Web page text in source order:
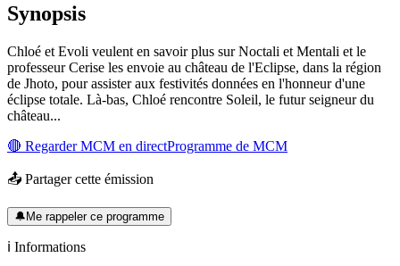
Synopsis
Chloé et Evoli veulent en savoir plus sur Noctali et Mentali et le
professeur Cerise les envoie au château de l'Eclipse, dans la région
de Jhoto, pour assister aux festivités données en l'honneur d'une
éclipse totale. Là-bas, Chloé rencontre Soleil, le futur seigneur du
château...
🔴 RegarderMCM en directProgramme de MCM
📤 Partager cette émission
🔔Me rappeler ce programme
ℹ️ Informations